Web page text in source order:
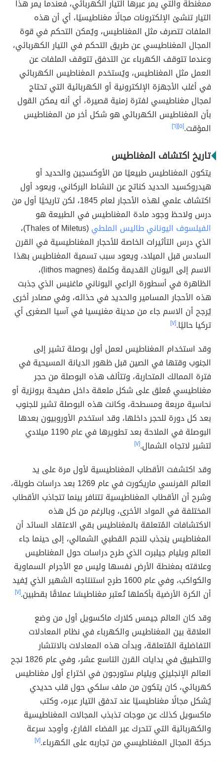
ممغنطة والتي يمر عبرها التيار الكهربائي، فعندما يمر هذا
التيار تنشئ الإلكترونات مجالًا مغناطيسيًا، أي أن هذه
الملفات تتصرف مثل المغناطيس، ويُمكن التحكم في قوة
المجال المغناطيسي عن طريق التحكم في التيار الكهربائي،
وعندما تتوقف الكهرباء عن التدفق تتوقف الملفات عن
العمل مثل المغناطيس، ويُستخدم المغناطيس الكهربائي
في أغلب الأجهزة الإلكترونية أو الكهربائية التي تحتاج
لمجال مغناطيسي لفترة زمنية قصيرة، أي أنه يمكن القول
بأن المغناطيس الكهربائي هو شكل أخر من المغناطيس
المؤقت.[٥] [٦]
تاريخ اكتشاف المغناطيس
يتكون المغناطيس طبيعيًا من الأوكسجين والحديد أو
هيدروكسيد الحديد كناتج عن النشاط البركاني، ويعود أول
اكتشاف علمي لهذه الأحجار لعام 1845، لكن تاريخيًا أول من
درس ولاحظ وجود مادة المغناطيس في الطبيعة هو
الفيلسوف اليوناني طاليس الملطي
(Thales of Miletus)،
الذي درس التأثيرات الخاصة للأحجار المغناطيسية في القرن
السادس قبل الميلاد، ويعود سبب تسمية المغناطيس بهذا
الاسم إلى اليونان القديمة وكلمة (lithos magnes)،
الظاهرة في أسطورة الراعي اليوناني ماغنيس الذي جذبت
هذه الأحجار المسامير والحديد في حذائه، وفي مصادر أخرى
يُرجح أن الاسم جاء من مدينة مغنيسيا في آسيا الصغرى أي
تركيا حاليًا.[٧]
وقد استخدام المغناطيس لعمل أول بوصلة تشير إلى
الجنوب وقتها في الصين قبل ظهور الديانة المسيحية في
فترة الممالك المتحاربة، وتتألف هذه البوصلة من حجر
مغناطيسي مُعلق على شكل ملعقة داخل صفيحة برونزية أو
نحاسية مربعة ومسطحة، وكانت هذه البوصلة تشير للجنوب
بعد كل دورة للحجر داخلها، وقد استخدم الأوروبيون بعدها
البوصلة في الملاحة بعد تطويرها في عام 1190 ميلادي
لتشير لاتجاه الشمال.[٧]
وقد اكتشفت الأقطاب المغناطيسية لأول مرة على يد
العالم الفرنسي ماريكورت في عام 1269 بعد دراسات طويلة،
وشرح أن الأقطاب المغناطيسية تتنافر بينما تتجاذب الأقطاب
المختلفة في المواد الأخرى، وبالرغم من كل هذه
الاكتشافات المُتعلقة بالمغناطيس بقي الاعتقاد السائد أن
المغناطيس ينجذب للنجم القطبي الشمالي، إلى حينما جاء
العالم ويليام جيلبرت الذي طرح دراسات حول المغناطيس
وعلاقته بمغنطة الأرض نفسها وليس مع الأجرام السماوية
والكواكب، وفي عام 1600 طرح استنتاجه الشهير الذي يُفيد
أن الكرة الأرضية بأكملها تُعتبر مغناطيسًا عملاقًا بقطبين.[٧]
وقد كان العالم جيمس كلارك ماكسويل أول من وضع
العلاقة بين المغناطيس والكهرباء في نظام المعادلات
التفاضلية المُتعلقة، وبدأت هذه المعادلات بالانتشار
والتطبيق في بدايات القرن التاسع عشر، وفي عام 1826 نجح
العالم الإنجليزي ويليام ستورجون في اختراع أول مغناطيس
كهربائي، كان يتكون من ملف سلكي حول قلب حديدي
يُشكل مجالًا مغناطيسيًا عند تدفق التيار عبره، وكتب
ماكسويل كذلك عن موجات تذبذب المجالات المغناطيسية
والكهربائية التي تتحرك عبر الفضاء الفارغ، وأوجد سرعة
حركة المجال المغناطيسي من تجاربه على الكهرباء.[٧]